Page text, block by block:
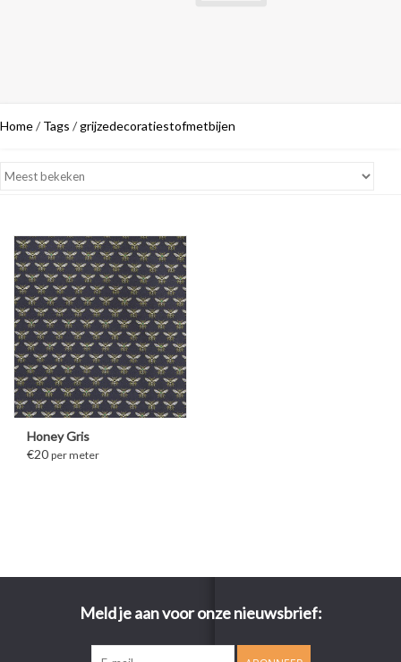
Home/ Tags /grijzedecoratiestofmetbijen
Honey Gris
€20 per meter
Meld je aan voor onze nieuwsbrief: